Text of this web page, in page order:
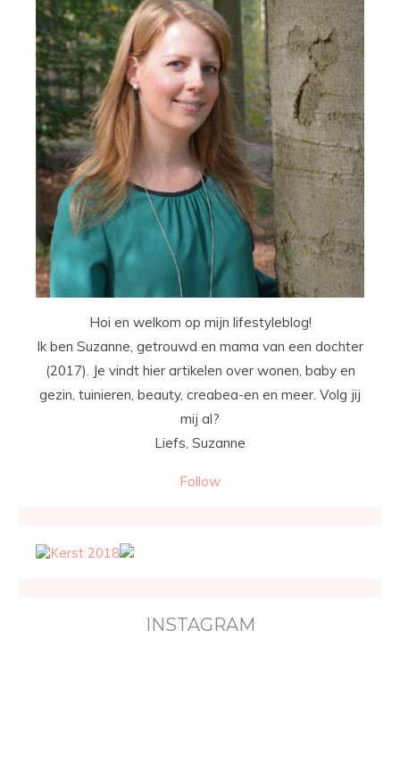
Hoi en welkom op mijn lifestyleblog!
Ik ben Suzanne, getrouwd en mama van een dochter
(2017). Je vindt hier artikelen over wonen, baby en
gezin, tuinieren, beauty, creabea-en en meer. Volg jij
mij al?
Liefs, Suzanne
Follow
INSTAGRAM